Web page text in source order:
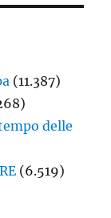
(11.387)
delle
(6.519)